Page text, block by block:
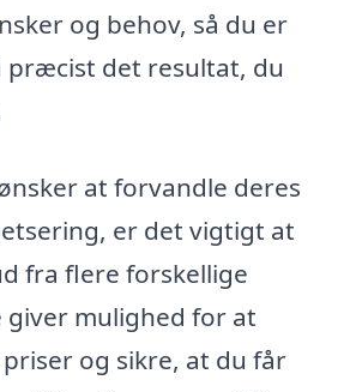
og behov, så du er
præcist det resultat, du
at forvandle deres
er det vigtigt at
fra flere forskellige
giver mulighed for at
og sikre, at du får